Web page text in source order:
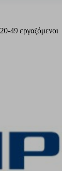
20-49 εργαζόμενοι